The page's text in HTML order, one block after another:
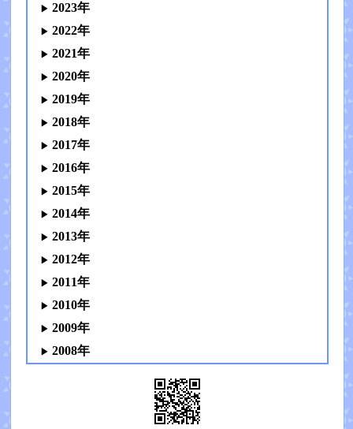
2023年
2022年
2021年
2020年
2019年
2018年
2017年
2016年
2015年
2014年
2013年
2012年
2011年
2010年
2009年
2008年